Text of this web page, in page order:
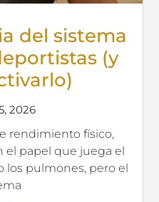
del sistema
(y
2026
rendimiento físico,
el papel que juega el
los pulmones, pero el